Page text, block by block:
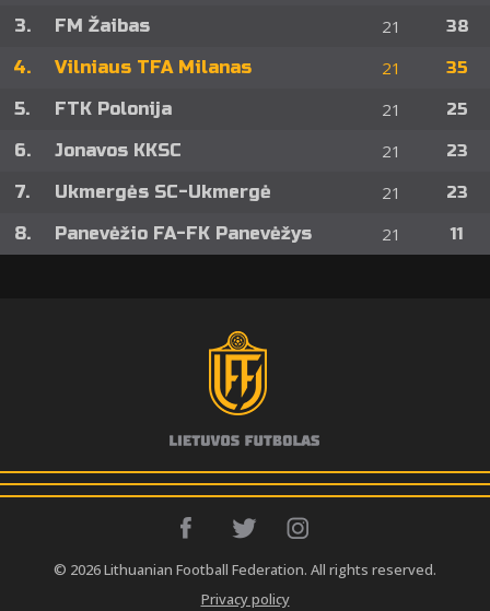
3. FM Žaibas 21 38
4. Vilniaus TFA Milanas 21 35
5. FTK Polonija 21 25
6. Jonavos KKSC 21 23
7. Ukmergės SC-Ukmergė 21 23
8. Panevėžio FA-FK Panevėžys 21 11
© 2026 Lithuanian Football Federation. All rights reserved.
Privacy policy